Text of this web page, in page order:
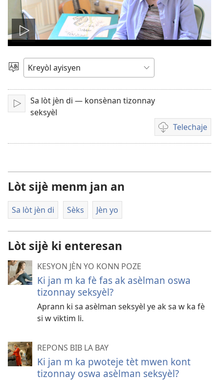
Jwe
videyo
a
Chwazi
lang
Fè
Sa lòt jèn di — konsènan tizonnay
seksyèl
Telechaje
Opsyon
pou
Lòt sijè menm jan an
Sa lòt jèn di Sèks Jèn yo
Lòt sijè ki enteresan
KESYON JÈN YO KONN POZE
Ki jan m ka fè fas ak asèlman oswa
tizonnay seksyèl?
Aprann ki sa asèlman seksyèl ye ak sa w ka fè
si w viktim li.
REPONS BIB LA BAY
Ki jan m ka pwoteje tèt mwen kont
tizonnay oswa asèlman seksyèl?